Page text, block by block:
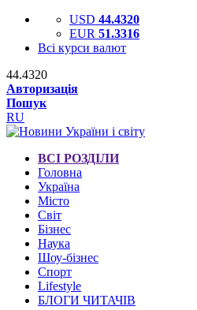
USD 44.4320
EUR 51.3316
Всі курси валют
44.4320
Авторизація
Пошук
RU
ВСІ РОЗДІЛИ
Головна
Україна
Місто
Світ
Бізнес
Наука
Шоу-бізнес
Спорт
Lifestyle
БЛОГИ ЧИТАЧІВ